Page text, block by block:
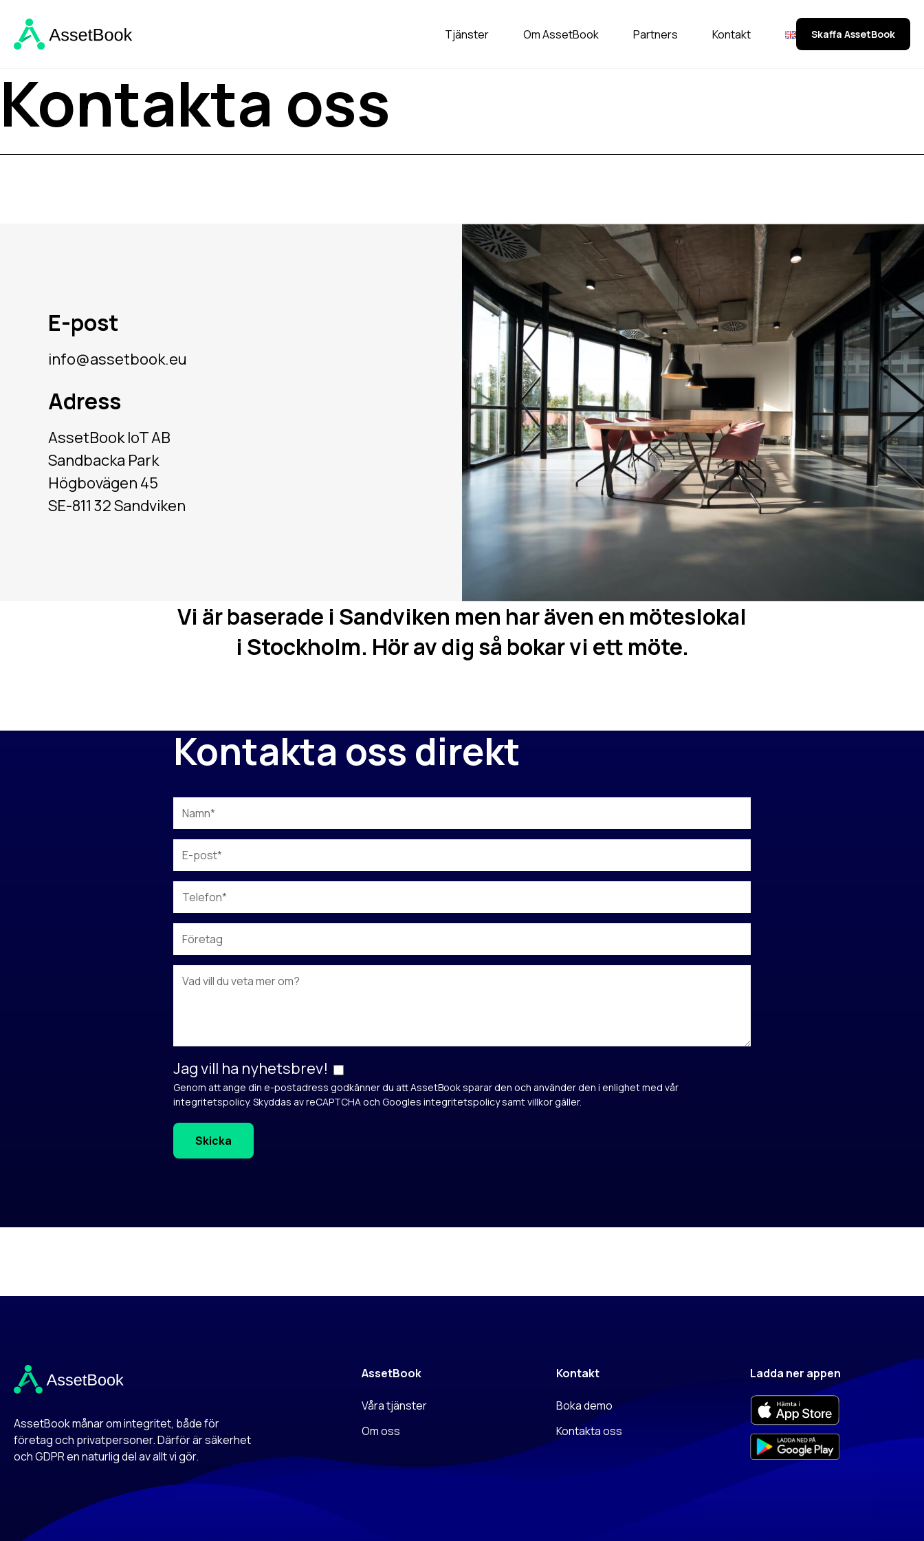
Tjänster Om AssetBook Partners Kontakt Skaffa AssetBook
Kontakta oss
E-post
info@assetbook.eu
Adress
AssetBook IoT AB
Sandbacka Park
Högbovägen 45
SE-811 32 Sandviken
Vi är baserade i Sandviken men har även en möteslokal
i Stockholm. Hör av dig så bokar vi ett möte.
Kontakta oss direkt
Jag vill ha nyhetsbrev!
Genom att ange din e-postadress godkänner du att AssetBook sparar den och använder den i enlighet med vår
integritetspolicy. Skyddas av reCAPTCHA och Googles integritetspolicysamtvillkor gäller.
AssetBook månar om integritet, både för
företag och privatpersoner. Därför är säkerhet
och GDPR en naturlig del av allt vi gör.
AssetBook
Våra tjänster
Om oss
Kontakt
Boka demo
Kontakta oss
Ladda ner appen